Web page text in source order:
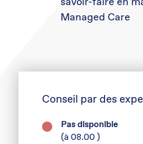
Managed Care
Conseil par des
Pas disponible
(à 08.00 )